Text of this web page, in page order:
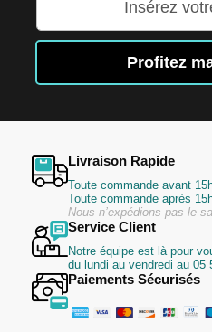
notre
d’information
Profitez
Livraison Rapide
Toute commande avant
Toute commande après
Nous n’expédions pas le
Service Client
Notre équipe est là pour
du lundi au vendredi au 05
Paiements Sécurisés